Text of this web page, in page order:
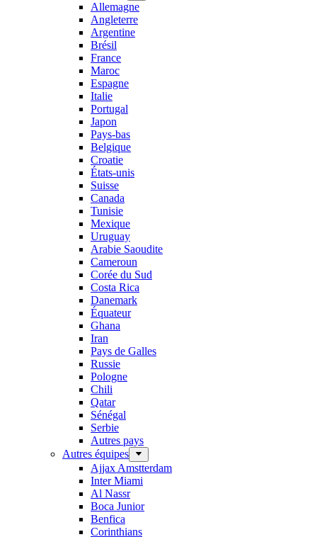
Allemagne
Angleterre
Argentine
Brésil
France
Maroc
Espagne
Italie
Portugal
Japon
Pays-bas
Belgique
Croatie
États-unis
Suisse
Canada
Tunisie
Mexique
Uruguay
Arabie Saoudite
Cameroun
Corée du Sud
Costa Rica
Danemark
Équateur
Ghana
Iran
Pays de Galles
Russie
Pologne
Chili
Qatar
Sénégal
Serbie
Autres pays
Autres équipes
Ajjax Amstterdam
Inter Miami
Al Nassr
Boca Junior
Benfica
Corinthians